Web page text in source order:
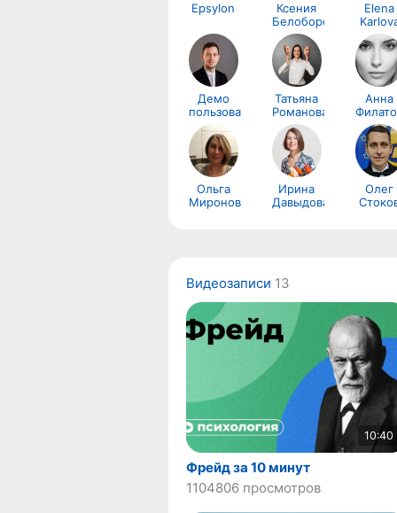
Epsylon
Ксения
Белобородова
Elena
Демо
пользователь
Татьяна
Романова
Анна
Ольга
Миронова
Ирина
Давыдова
Олег
Видеозаписи 13
10:40
Фрейд за 10 минут
1104806 просмотров